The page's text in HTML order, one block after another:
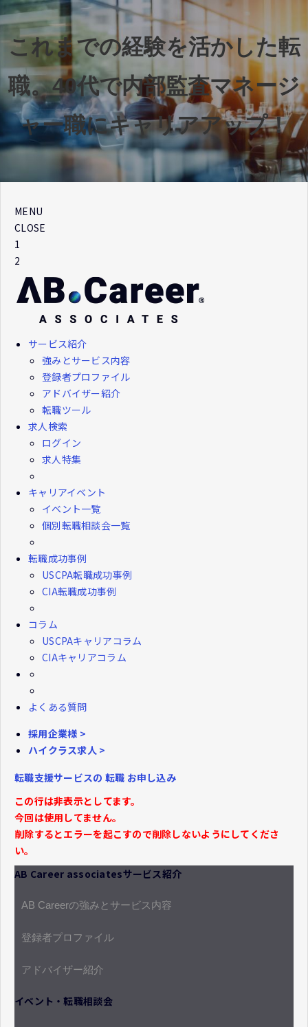
これまでの経験を活かした転
職。40代で内部監査マネージ
ャー職にキャリアアップ！
MENU
CLOSE
1
2
サービス紹介
強みとサービス内容
登録者プロファイル
アドバイザー紹介
転職ツール
求人検索
ログイン
求人特集
キャリアイベント
イベント一覧
個別転職相談会一覧
転職成功事例
USCPA転職成功事例
CIA転職成功事例
コラム
USCPAキャリアコラム
CIAキャリアコラム
よくある質問
採用企業様 >
ハイクラス求人 >
転職支援サービスの 転職 お申し込み
この行は非表示としてます。
今回は使用してません。
削除するとエラーを起こすので削除しないようにしてくださ
い。
AB Career associatesサービス紹介
AB Careerの強みとサービス内容
登録者プロファイル
アドバイザー紹介
イベント・転職相談会